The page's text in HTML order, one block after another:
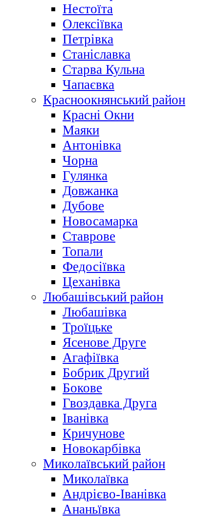
Нестоїта
Олексіївка
Петрівка
Станіславка
Старва Кульна
Чапаєвка
Красноокнянський район
Красні Окни
Маяки
Антонівка
Чорна
Гулянка
Довжанка
Дубове
Новосамарка
Ставрове
Топали
Федосіївка
Цеханівка
Любашівський район
Любашівка
Троїцьке
Ясенове Друге
Агафіївка
Бобрик Другий
Бокове
Гвоздавка Друга
Іванівка
Кричунове
Новокарбівка
Миколаївський район
Миколаївка
Андрієво-Іванівка
Ананьївка